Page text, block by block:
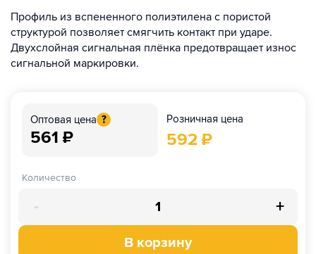
Профиль из вспененного полиэтилена с пористой
структурой позволяет смягчить контакт при ударе.
Двухслойная сигнальная плёнка предотвращает износ
сигнальной маркировки.
Оптовая цена ?
561 ₽
Розничная цена
592 ₽
Количество
- +
В корзину